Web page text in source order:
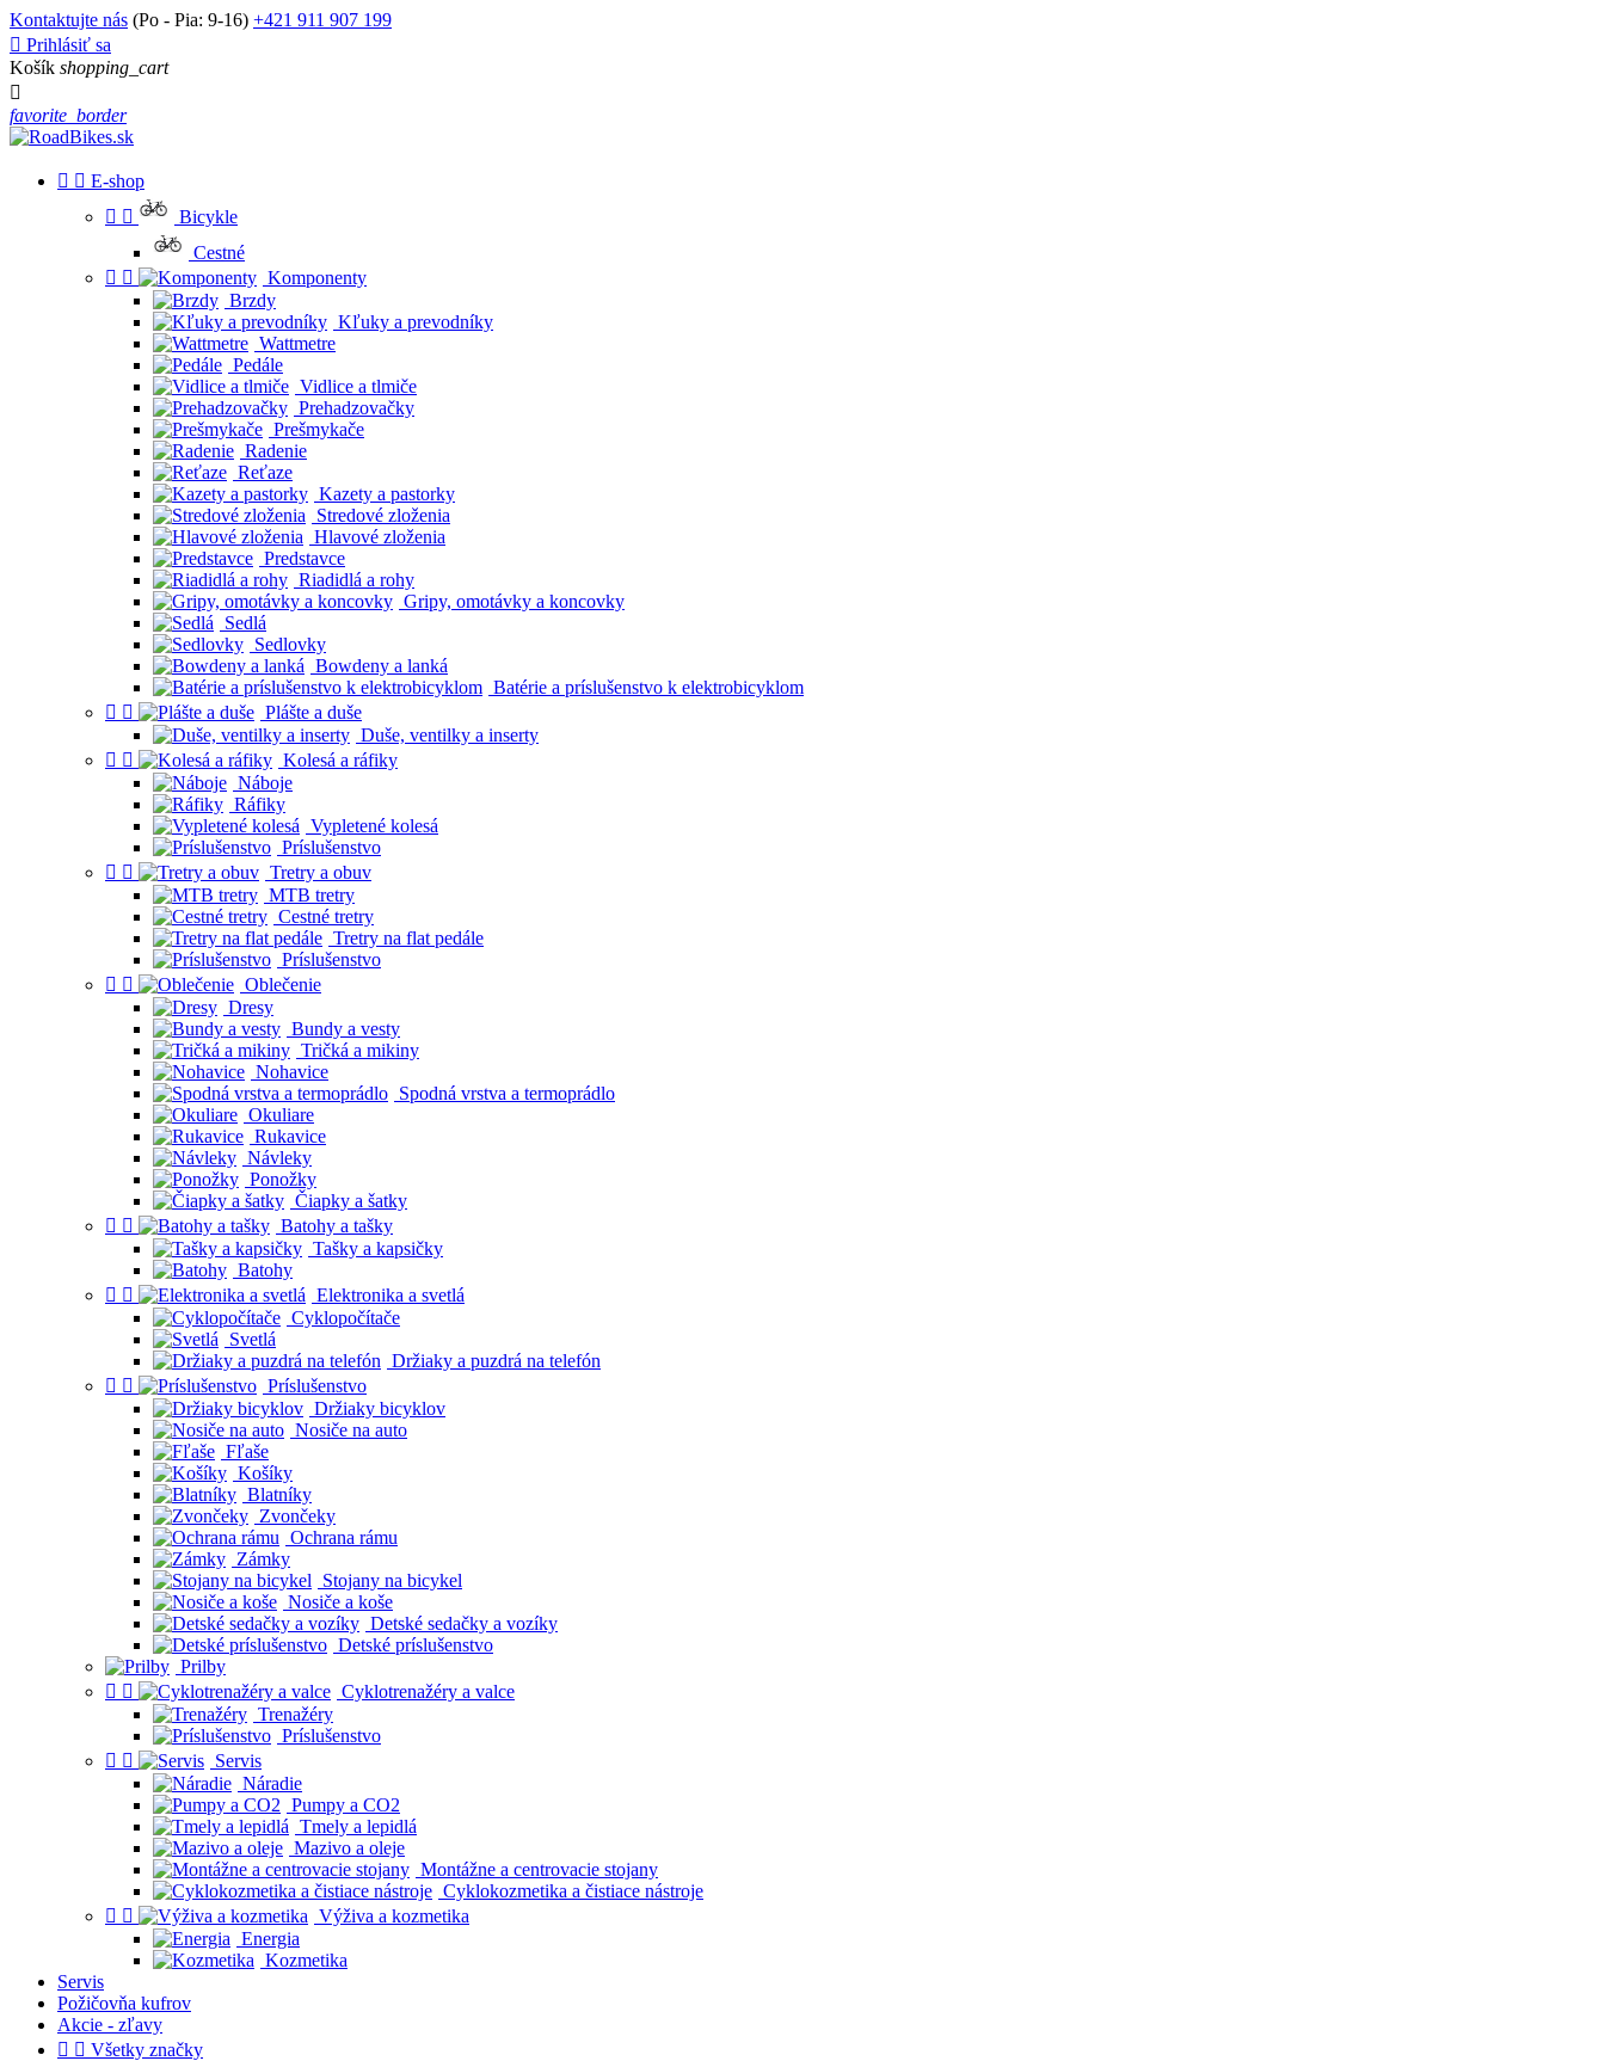
Kontaktujte nás (Po - Pia: 9-16) +421 911 907 199
 Prihlásiť sa
Košík shopping_cart

favorite_border
  E-shop
 
Bicykle
Cestné
 
Komponenty
Brzdy
Kľuky a prevodníky
Wattmetre
Pedále
Vidlice a tlmiče
Prehadzovačky
Prešmykače
Radenie
Reťaze
Kazety a pastorky
Stredové zloženia
Hlavové zloženia
Predstavce
Riadidlá a rohy
Gripy, omotávky a koncovky
Sedlá
Sedlovky
Bowdeny a lanká
Batérie a príslušenstvo k elektrobicyklom
 
Plášte a duše
Duše, ventilky a inserty
 
Kolesá a ráfiky
Náboje
Ráfiky
Vypletené kolesá
Príslušenstvo
 
Tretry a obuv
MTB tretry
Cestné tretry
Tretry na flat pedále
Príslušenstvo
 
Oblečenie
Dresy
Bundy a vesty
Tričká a mikiny
Nohavice
Spodná vrstva a termoprádlo
Okuliare
Rukavice
Návleky
Ponožky
Čiapky a šatky
 
Batohy a tašky
Tašky a kapsičky
Batohy
 
Elektronika a svetlá
Cyklopočítače
Svetlá
Držiaky a puzdrá na telefón
 
Príslušenstvo
Držiaky bicyklov
Nosiče na auto
Fľaše
Košíky
Blatníky
Zvončeky
Ochrana rámu
Zámky
Stojany na bicykel
Nosiče a koše
Detské sedačky a vozíky
Detské príslušenstvo
Prilby
 
Cyklotrenažéry a valce
Trenažéry
Príslušenstvo
 
Servis
Náradie
Pumpy a CO2
Tmely a lepidlá
Mazivo a oleje
Montážne a centrovacie stojany
Cyklokozmetika a čistiace nástroje
 
Výživa a kozmetika
Energia
Kozmetika
Servis
Požičovňa kufrov
Akcie - zľavy
  Všetky značky